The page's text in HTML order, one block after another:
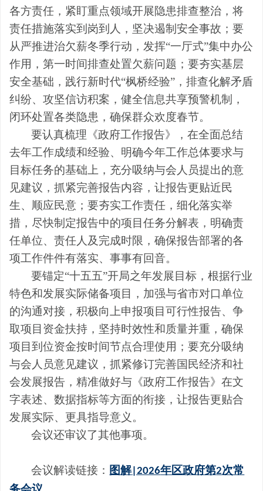
各方责任，紧盯重点领域开展隐患排查整治，将
责任措施落实到岗到人，坚决遏制安全事故；要
从严推进治欠薪冬季行动，发挥“一厅式”集中办公
作用，第一时间排查处置欠薪问题；要夯实基层
安全基础，践行新时代“枫桥经验”，排查化解矛盾
纠纷、攻坚信访积案，健全信息共享预警机制，
闭环处置各类隐患，确保群众欢度春节。
要认真梳理《政府工作报告》，在全面总结
去年工作成绩和经验、明确今年工作总体要求与
目标任务的基础上，充分吸纳与会人员提出的意
见建议，抓紧完善报告内容，让报告更贴近民
生、顺应民意；要夯实工作责任，细化落实举
措，尽快制定报告中的项目任务分解表，明确责
任单位、责任人及完成时限，确保报告部署的各
项工作件件有落实、事事有回音。
要锚定“十五五”开局之年发展目标，根据行业
特色和发展实际储备项目，加强与省市对口单位
的沟通对接，积极向上申报项目可行性报告、争
取项目资金扶持，坚持时效性和质量并重，确保
项目到位资金按时间节点合理使用；要充分吸纳
与会人员意见建议，抓紧修订完善国民经济和社
会发展报告，精准做好与《政府工作报告》在文
字表述、数据指标等方面的衔接，让报告更贴合
发展实际、更具指导意义。
会议还审议了其他事项。
会议解读链接： 图解|2026年区政府第2次常